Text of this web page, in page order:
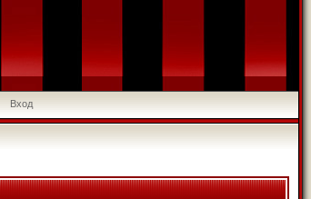
Вход